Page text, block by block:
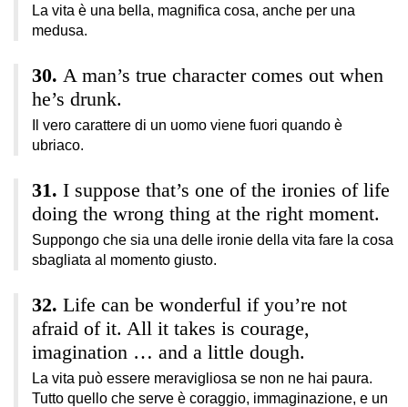
La vita è una bella, magnifica cosa, anche per una
medusa.
A man’s true character comes out when
he’s drunk.
Il vero carattere di un uomo viene fuori quando è
ubriaco.
I suppose that’s one of the ironies of life
doing the wrong thing at the right moment.
Suppongo che sia una delle ironie della vita fare la cosa
sbagliata al momento giusto.
Life can be wonderful if you’re not
afraid of it. All it takes is courage,
imagination … and a little dough.
La vita può essere meravigliosa se non ne hai paura.
Tutto quello che serve è coraggio, immaginazione, e un